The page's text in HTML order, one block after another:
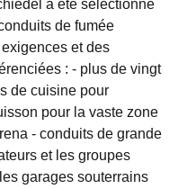
a été sélectionné
de fumée
et des
: - plus de vingt
de cuisine pour
pour la vaste zone
- conduits de grande
et les groupes
garages souterrains